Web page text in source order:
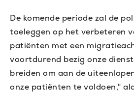
De komende periode zal de
toeleggen op het verbeteren
patiënten met een
voortdurend bezig onze
breiden om aan de
onze patiënten te voldoen,"